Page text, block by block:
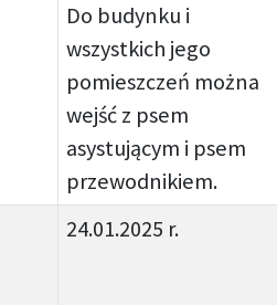
Do budynku i
wszystkich jego
pomieszczeń można
wejść z psem
asystującym i psem
przewodnikiem.
24.01.2025 r.